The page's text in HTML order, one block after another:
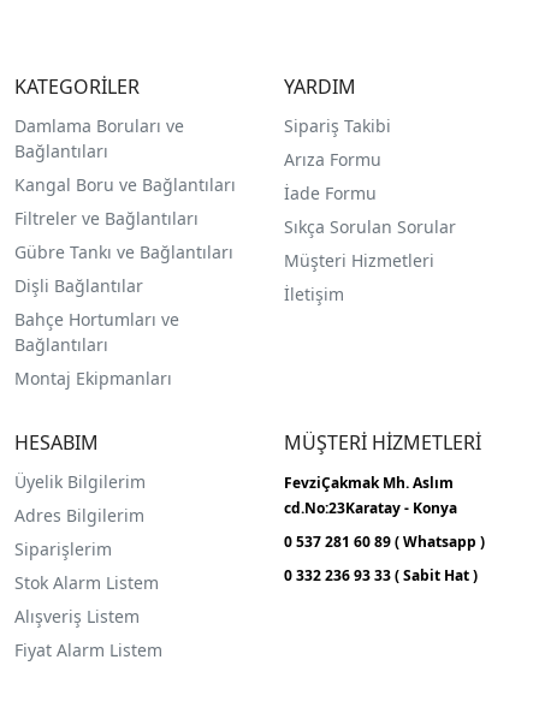
KATEGORİLER
Damlama Boruları ve
Bağlantıları
Kangal Boru ve Bağlantıları
Filtreler ve Bağlantıları
Gübre Tankı ve Bağlantıları
Dişli Bağlantılar
Bahçe Hortumları ve
Bağlantıları
Montaj Ekipmanları
YARDIM
Sipariş Takibi
Arıza Formu
İade Formu
Sıkça Sorulan Sorular
Müşteri Hizmetleri
İletişim
HESABIM
Üyelik Bilgilerim
Adres Bilgilerim
Siparişlerim
Stok Alarm Listem
Alışveriş Listem
Fiyat Alarm Listem
MÜŞTERİ HİZMETLERİ
FevziÇakmak Mh.Aslım
cd.No:23Karatay - Konya
0 537 281 60 89 ( Whatsapp )
0 332 236 93 33 ( Sabit Hat )